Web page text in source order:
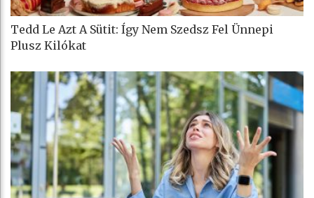
Tedd Le Azt A Sütit: Így Nem Szedsz Fel Ünnepi
Plusz Kilókat